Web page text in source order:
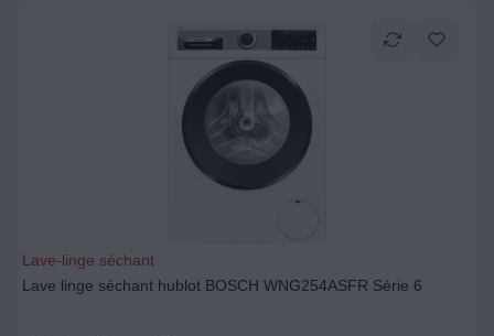
Lave-linge séchant
Lave linge séchant hublot BOSCH WNG254ASFR Série 6